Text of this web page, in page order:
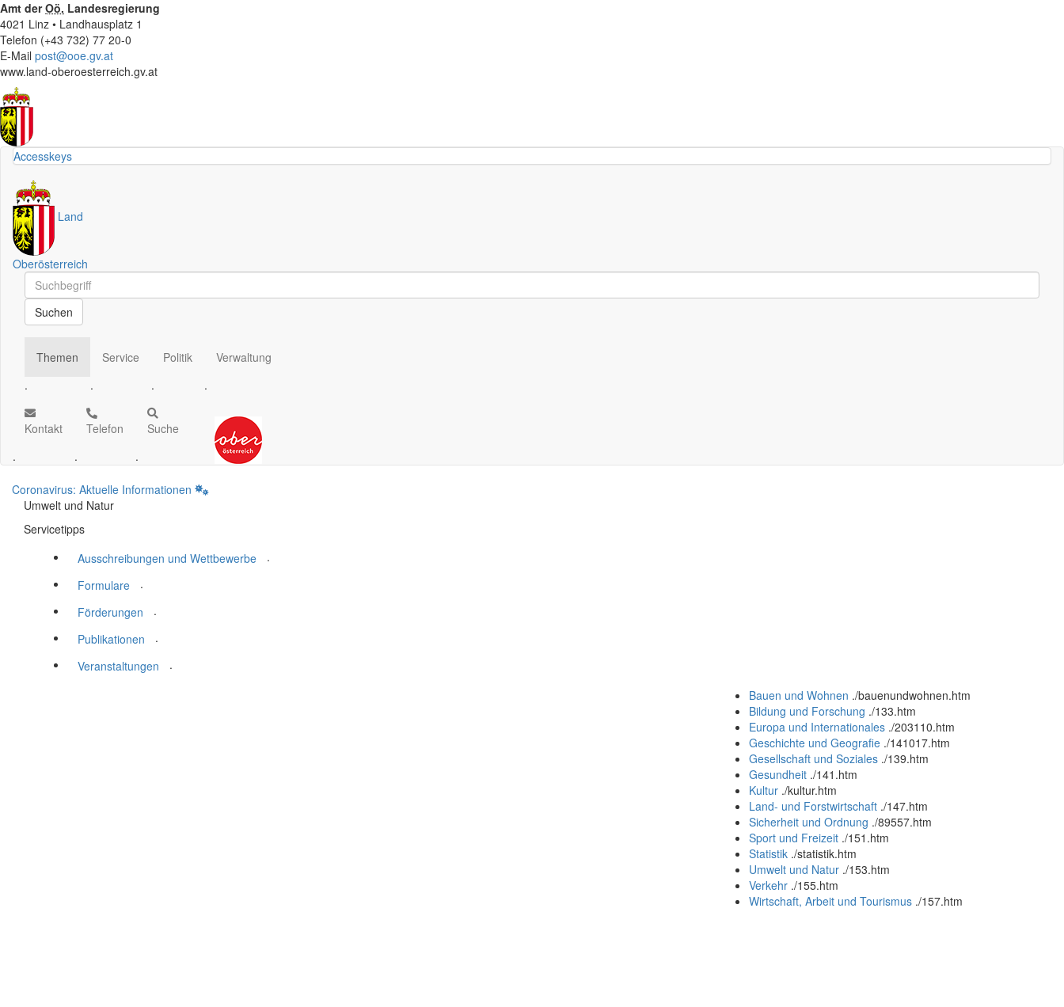
Amt derOö. Landesregierung
4021 Linz • Landhausplatz 1
Telefon (+43 732) 77 20-0
E-Mail post@ooe.gv.at
www.land-oberoesterreich.gv.at
Accesskeys
Land
Oberösterreich
Schnellsuche
Schnellsuche
Suchen
Themen
.
Service
.
Politik
.
Verwaltung
.
Kontakt
.
Telefon
.
Suche
.
Coronavirus: Aktuelle Informationen
Umwelt und Natur
Servicetipps
Ausschreibungen und Wettbewerbe
.
Formulare
.
Förderungen
.
Publikationen
.
Veranstaltungen
.
Bauen und Wohnen ./bauenundwohnen.htm
Bildung und Forschung ./133.htm
Europa und Internationales ./203110.htm
Geschichte und Geografie ./141017.htm
Gesellschaft und Soziales ./139.htm
Gesundheit ./141.htm
Kultur ./kultur.htm
Land- und Forstwirtschaft ./147.htm
Sicherheit und Ordnung ./89557.htm
Sport und Freizeit ./151.htm
Statistik ./statistik.htm
Umwelt und Natur ./153.htm
Verkehr ./155.htm
Wirtschaft, Arbeit und Tourismus ./157.htm